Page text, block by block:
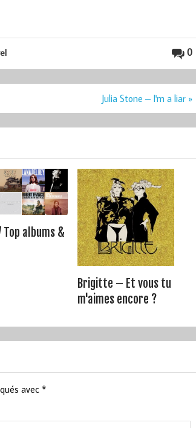
0
Julia Stone – I'm a liar »
Top albums &
Brigitte – Et vous tu
m'aimes encore ?
avec *